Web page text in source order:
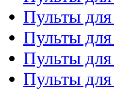
Пульты
Пульты
Пульты
Пульты